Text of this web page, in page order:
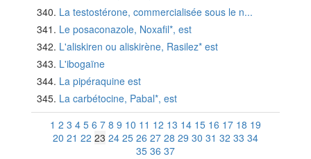
La testostérone, commercialisée sous le n...
Le posaconazole, Noxafil*, est
L'aliskiren ou aliskirène, Rasilez* est
L'ibogaïne
La pipéraquine est
La carbétocine, Pabal*, est
1 2 3 4 5 6 7 8 9 10 11 12 13 14 15 16 17 18 19
20 21 22 23 24 25 26 27 28 29 30 31 32 33 34
35 36 37